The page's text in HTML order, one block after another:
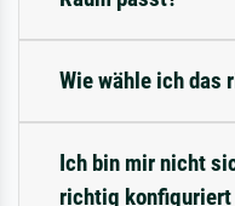
Wie wähle ich das
Ich bin mir nicht
richtig konfiguriert